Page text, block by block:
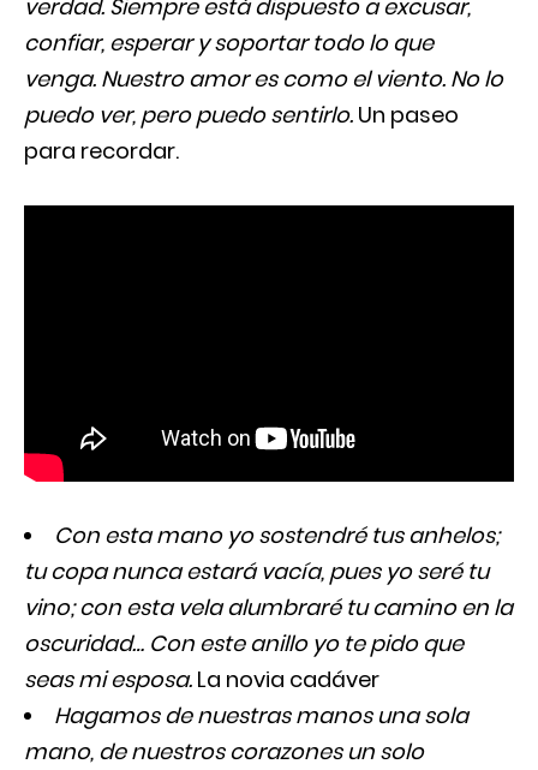
verdad. Siempre está dispuesto a excusar,
confiar, esperar y soportar todo lo que
venga. Nuestro amor es como el viento. No lo
puedo ver, pero puedo sentirlo. Un paseo
para recordar.
Con esta mano yo sostendré tus anhelos;
tu copa nunca estará vacía, pues yo seré tu
vino; con esta vela alumbraré tu camino en la
oscuridad… Con este anillo yo te pido que
seas mi esposa. La novia cadáver
Hagamos de nuestras manos una sola
mano, de nuestros corazones un solo